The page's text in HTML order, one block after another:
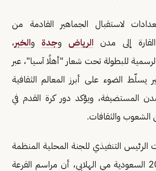
لاستقبال الجماهير القادمة من
إلى مدن الرياض وجدة والخبر،
للبطولة تحت شعار "أهلًا آسيا"، عبر
الضوء على أبرز المعالم الثقافية
المستضيفة، ويؤكد دور كرة القدم في
الشعوب والثقافات.
الرئيس التنفيذي للجنة المحلية المنظمة
لكأس آسيا 2027 السعودية مي الهلابي، أن مراسم القرعة